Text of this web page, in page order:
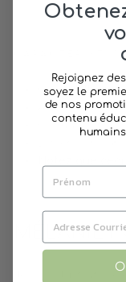
Crée et
Âge
Format : PDF
Dimensions : 8
MÉLANIE
Je suis illustratrice
Rejoignez
soyez le
de nos
contenu